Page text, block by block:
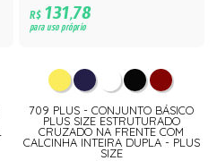
R$131,78
para uso próprio
709 PLUS - CONJUNTO BÁSICO
PLUS SIZE ESTRUTURADO
CRUZADO NA FRENTE COM
CALCINHA INTEIRA DUPLA - PLUS
SIZE